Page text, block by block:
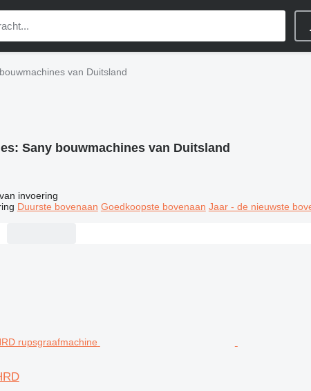
van Duitsland
Sany bouwmachines van Duitsland
invoering
Duurste bovenaan Goedkoopste bovenaan Jaar - de nieuwste